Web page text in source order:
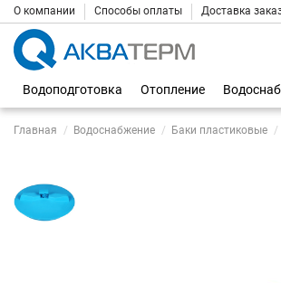
О компании Способы оплаты Доставка
Водоподготовка
Отопление
Главная Водоснабжение Баки пластиковые